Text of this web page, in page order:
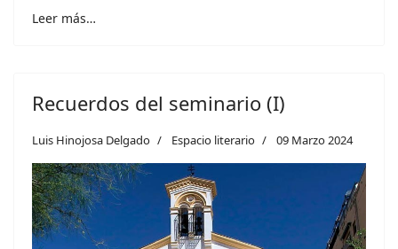
Leer más…
Recuerdos del seminario (I)
Luis Hinojosa Delgado Espacio literario 09 Marzo 2024